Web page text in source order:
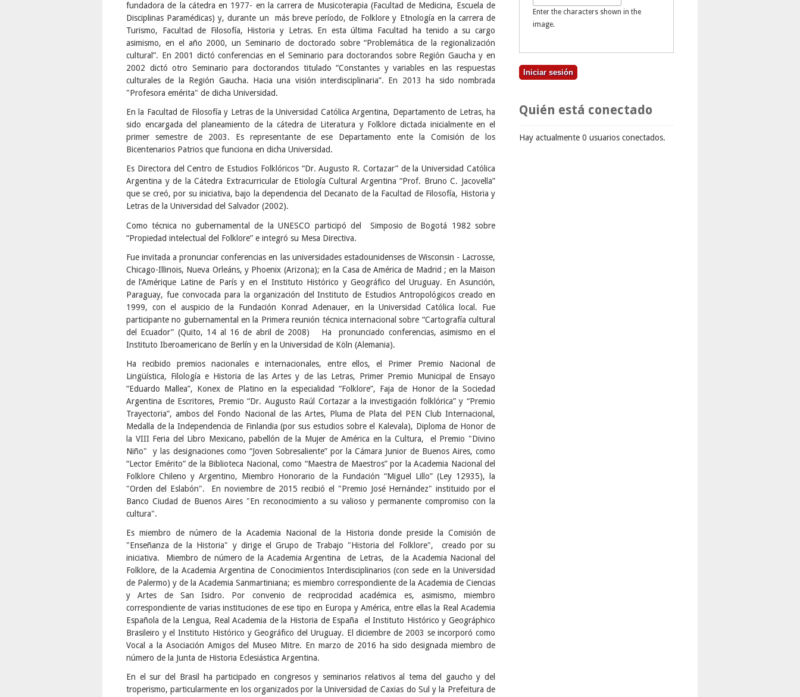
fundadora de la cátedra en 1977- en la carrera de Musicoterapia (Facultad de Medicina, Escuela de
Disciplinas Paramédicas) y, durante un más breve período, de Folklore y Etnología en la carrera de
Turismo, Facultad de Filosofía, Historia y Letras. En esta última Facultad ha tenido a su cargo
asimismo, en el año 2000, un Seminario de doctorado sobre “Problemática de la regionalización
cultural”. En 2001 dictó conferencias en el Seminario para doctorandos sobre Región Gaucha y en
2002 dictó otro Seminario para doctorandos titulado “Constantes y variables en las respuestas
culturales de la Región Gaucha. Hacia una visión interdisciplinaria”. En 2013 ha sido nombrada
"Profesora emérita" de dicha Universidad.
En la Facultad de Filosofía y Letras de la Universidad Católica Argentina, Departamento de Letras, ha
sido encargada del planeamiento de la cátedra de Literatura y Folklore dictada inicialmente en el
primer semestre de 2003. Es representante de ese Departamento ente la Comisión de los
Bicentenarios Patrios que funciona en dicha Universidad.
Es Directora del Centro de Estudios Folklóricos “Dr. Augusto R. Cortazar” de la Universidad Católica
Argentina y de la Cátedra Extracurricular de Etiología Cultural Argentina “Prof. Bruno C. Jacovella”
que se creó, por su iniciativa, bajo la dependencia del Decanato de la Facultad de Filosofía, Historia y
Letras de la Universidad del Salvador (2002).
Como técnica no gubernamental de la UNESCO participó del Simposio de Bogotá 1982 sobre
“Propiedad intelectual del Folklore” e integró su Mesa Directiva.
Fue invitada a pronunciar conferencias en las universidades estadounidenses de Wisconsin - Lacrosse,
Chicago-Illinois, Nueva Orleáns, y Phoenix (Arizona); en la Casa de América de Madrid ; en la Maison
de l’Amérique Latine de París y en el Instituto Histórico y Geográfico del Uruguay. En Asunción,
Paraguay, fue convocada para la organización del Instituto de Estudios Antropológicos creado en
1999, con el auspicio de la Fundación Konrad Adenauer, en la Universidad Católica local. Fue
participante no gubernamental en la Primera reunión técnica internacional sobre “Cartografía cultural
del Ecuador” (Quito, 14 al 16 de abril de 2008) Ha pronunciado conferencias, asimismo en el
Instituto Iberoamericano de Berlín y en la Universidad de Köln (Alemania).
Ha recibido premios nacionales e internacionales, entre ellos, el Primer Premio Nacional de
Lingüística, Filología e Historia de las Artes y de las Letras, Primer Premio Municipal de Ensayo
“Eduardo Mallea”, Konex de Platino en la especialidad “Folklore”, Faja de Honor de la Sociedad
Argentina de Escritores, Premio “Dr. Augusto Raúl Cortazar a la investigación folklórica” y “Premio
Trayectoria”, ambos del Fondo Nacional de las Artes, Pluma de Plata del PEN Club Internacional,
Medalla de la Independencia de Finlandia (por sus estudios sobre el Kalevala), Diploma de Honor de
la VIII Feria del Libro Mexicano, pabellón de la Mujer de América en la Cultura, el Premio "Divino
Niño" y las designaciones como “Joven Sobresaliente” por la Cámara Junior de Buenos Aires, como
“Lector Emérito” de la Biblioteca Nacional, como “Maestra de Maestros” por la Academia Nacional del
Folklore Chileno y Argentino, Miembro Honorario de la Fundación “Miguel Lillo” (Ley 12935), la
"Orden del Eslabón". En noviembre de 2015 recibió el "Premio José Hernández" instituido por el
Banco Ciudad de Buenos Aires "En reconocimiento a su valioso y permanente compromiso con la
cultura".
Es miembro de número de la Academia Nacional de la Historia donde preside la Comisión de
"Enseñanza de la Historia" y dirige el Grupo de Trabajo "Historia del Folklore", creado por su
iniciativa. Miembro de número de la Academia Argentina de Letras, de la Academia Nacional del
Folklore, de la Academia Argentina de Conocimientos Interdisciplinarios (con sede en la Universidad
de Palermo) y de la Academia Sanmartiniana; es miembro correspondiente de la Academia de Ciencias
y Artes de San Isidro. Por convenio de reciprocidad académica es, asimismo, miembro
correspondiente de varias instituciones de ese tipo en Europa y América, entre ellas la Real Academia
Española de la Lengua, Real Academia de la Historia de España el Instituto Histórico y Geográphico
Brasileiro y el Instituto Histórico y Geográfico del Uruguay. El diciembre de 2003 se incorporó como
Vocal a la Asociación Amigos del Museo Mitre. En marzo de 2016 ha sido designada miembro de
número de la Junta de Historia Eclesiástica Argentina.
En el sur del Brasil ha participado en congresos y seminarios relativos al tema del gaucho y del
troperismo, particularmente en los organizados por la Universidad de Caxias do Sul y la Prefeitura de
Enter the characters shown in the
image.
Quién está conectado
Hay actualmente 0 usuarios conectados.